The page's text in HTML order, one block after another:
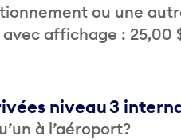
ou une
affichage : 25,00
niveau 3
à l’aéroport?